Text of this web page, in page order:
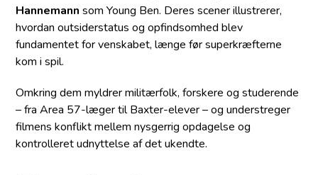
Hannemann som Young Ben. Deres scener illustrerer,
hvordan outsider­status og opfindsomhed blev
fundamentet for venskabet, længe før superkræfterne
kom i spil.
Omkring dem myldrer militærfolk, forskere og studerende
– fra Area 57-læger til Baxter-elever – og understreger
filmens konflikt mellem nysgerrig opdagelse og
kontrolleret udnyttelse af det ukendte.